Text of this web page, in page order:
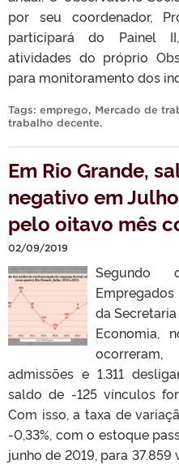
por seu coordenador,
participará do Painel
atividades do próprio
para monitoramento dos
Tags: emprego, Mercado de
trabalho decente.
Em Rio Grande,
negativo em
pelo oitavo mês
02/09/2019
Segundo
da
Economia,
admissões e 1.311
saldo de -125 vínculos
Com isso, a taxa de
-0,33%, com o estoque
junho de 2019, para